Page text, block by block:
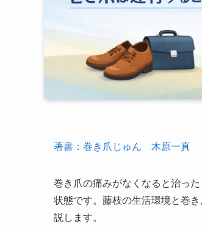
著書：巻き爪じゅん 木原一真
巻き爪の痛みがなくなると治っ
状態です。藤枝の生活環境と巻
説します。